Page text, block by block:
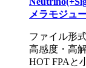
メラモジュ
ファイル形
高感度・高
HOT FPAと